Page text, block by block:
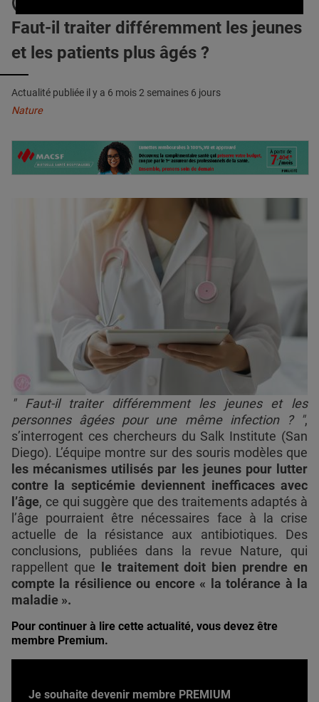
PUBLICITÉ
CRÉDITS
Faut-il traiter différemment les jeunes
et les patients plus âgés ?
Actualité publiée il y a 6 mois 2 semaines 6 jours
Nature
" Faut-il traiter différemment les jeunes et les
personnes âgées pour une même infection ? ",
s’interrogent ces chercheurs du Salk Institute (San
Diego). L’équipe montre sur des souris modèles que
les mécanismes utilisés par les jeunes pour lutter
contre la septicémie deviennent inefficaces avec
l’âge, ce qui suggère que des traitements adaptés à
l’âge pourraient être nécessaires face à la crise
actuelle de la résistance aux antibiotiques. Des
conclusions, publiées dans la revue Nature, qui
rappellent que
le traitement doit bien prendre en
compte la résilience ou encore « la tolérance à la
maladie ».
Pour continuer à lire cette actualité, vous devez être
membre Premium.
Je souhaite devenir membre PREMIUM